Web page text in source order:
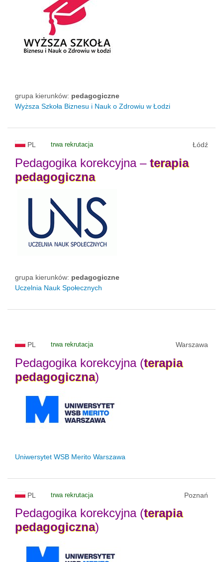
grupa kierunków: pedagogiczne
Wyższa Szkoła Biznesu i Nauk o Zdrowiu w Łodzi
PL trwa rekrutacja Łódź
Pedagogika korekcyjna – terapia
pedagogiczna
grupa kierunków: pedagogiczne
Uczelnia Nauk Społecznych
PL trwa rekrutacja Warszawa
Pedagogika korekcyjna (terapia
pedagogiczna)
Uniwersytet WSB Merito Warszawa
PL trwa rekrutacja Poznań
Pedagogika korekcyjna (terapia
pedagogiczna)